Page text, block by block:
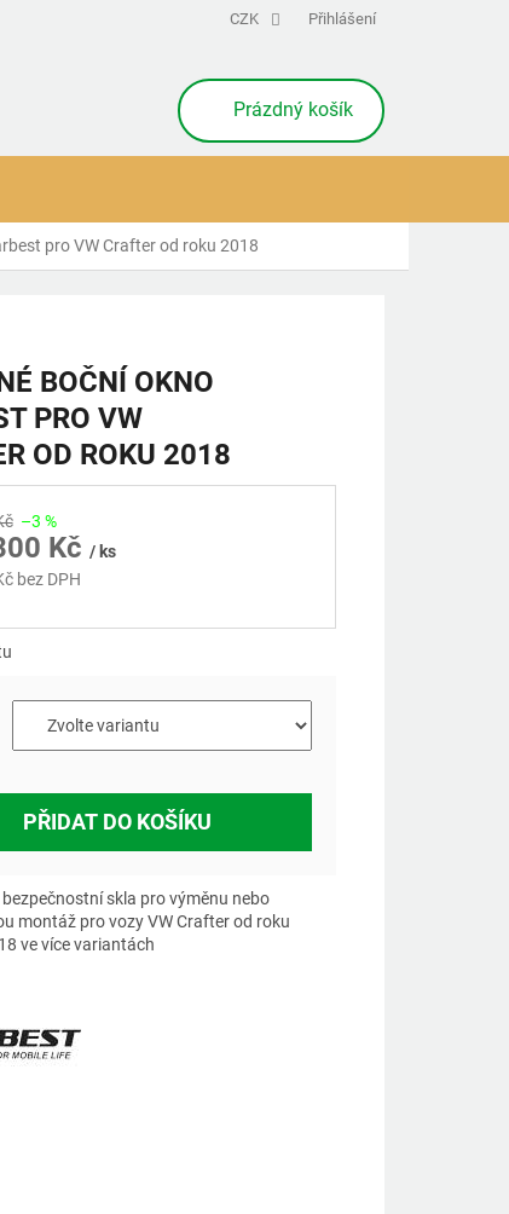
CZK Přihlášení
NÁKUPNÍ
KOŠÍK
Prázdný košík
pro VW Crafter od roku 2018
BOČNÍ OKNO
PRO VW
OD ROKU 2018
–3 %
Kč / ks
bez DPH
PŘIDAT DO KOŠÍKU
skla pro výměnu nebo
montáž pro vozy VW Crafter od roku
ve více variantách